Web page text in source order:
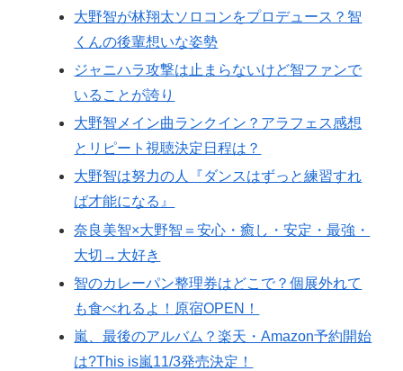
大野智が林翔太ソロコンをプロデュース？智
くんの後輩想いな姿勢
ジャニハラ攻撃は止まらないけど智ファンで
いることが誇り
大野智メイン曲ランクイン？アラフェス感想
とリピート視聴決定日程は？
大野智は努力の人『ダンスはずっと練習すれ
ば才能になる』
奈良美智×大野智＝安心・癒し・安定・最強・
大切→大好き
智のカレーパン整理券はどこで？個展外れて
も食べれるよ！原宿OPEN！
嵐、最後のアルバム？楽天・Amazon予約開始
は?This is嵐11/3発売決定！